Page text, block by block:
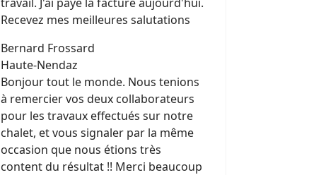
Recevez mes meilleures salutations
Bernard Frossard
Haute-Nendaz
Bonjour tout le monde. Nous tenions
à remercier vos deux collaborateurs
pour les travaux effectués sur notre
chalet, et vous signaler par la même
occasion que nous étions très
content du résultat !! Merci beaucoup